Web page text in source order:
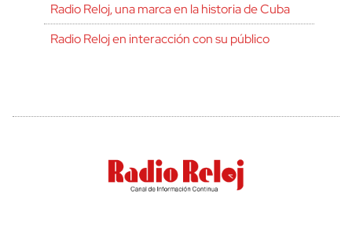
Radio Reloj, una marca en la historia de Cuba
Radio Reloj en interacción con su público